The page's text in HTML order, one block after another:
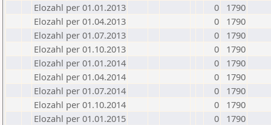
Elozahl per 01.01.2013
0
1790
Elozahl per 01.04.2013
0
1790
Elozahl per 01.07.2013
0
1790
Elozahl per 01.10.2013
0
1790
Elozahl per 01.01.2014
0
1790
Elozahl per 01.04.2014
0
1790
Elozahl per 01.07.2014
0
1790
Elozahl per 01.10.2014
0
1790
Elozahl per 01.01.2015
0
1790